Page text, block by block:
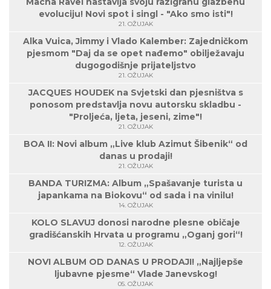
evoluciju! Novi spot i singl - "Ako smo isti"!
21. OŽUJAK
Alka Vuica, Jimmy i Vlado Kalember: Zajedničkom
pjesmom "Daj da se opet nađemo" obilježavaju
dugogodišnje prijateljstvo
21. OŽUJAK
JACQUES HOUDEK na Svjetski dan pjesništva s
ponosom predstavlja novu autorsku skladbu -
"Proljeća, ljeta, jeseni, zime"!
21. OŽUJAK
BOA II: Novi album „Live klub Azimut Šibenik“ od
danas u prodaji!
21. OŽUJAK
BANDA TURIZMA: Album „Spašavanje turista u
japankama na Biokovu“ od sada i na vinilu!
14. OŽUJAK
KOLO SLAVUJ donosi narodne plesne običaje
gradišćanskih Hrvata u programu „Oganj gori“!
12. OŽUJAK
NOVI ALBUM OD DANAS U PRODAJI! „Najljepše
ljubavne pjesme“ Vlade Janevskog!
05. OŽUJAK